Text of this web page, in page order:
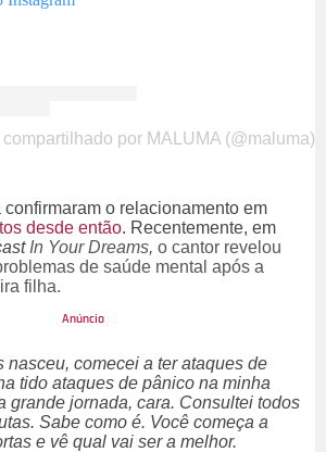
compartilhado por MALUMA (@maluma)
confirmaram o relacionamento em
desde então. Recentemente, em
In Your Dreams, o cantor revelou
de saúde mental após a
filha.
nasceu, comecei a ter ataques de
tido ataques de pânico na minha
grande jornada, cara. Consultei todos
Sabe como é. Você começa a
e vê qual vai ser a melhor.